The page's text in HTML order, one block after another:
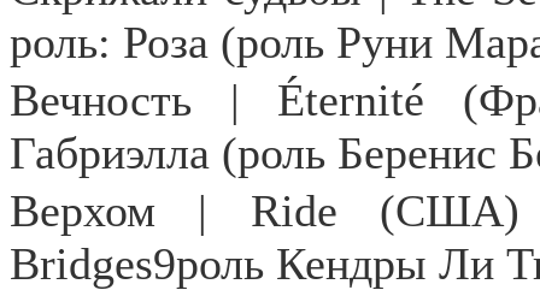
роль: Роза (роль Руни
Вечность | Éternité
Габриэлла (роль Беренис
Верхом | Ride
(США)
Bridges9роль Кендры Ли